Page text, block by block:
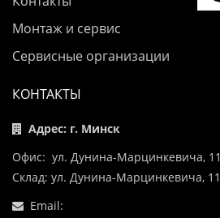
Монтаж и сервис
Сервисные организации
КОНТАКТЫ
Адрес: г. Минск
Офис: ул. Дунина-Марцинкевича, 11
Склад: ул. Дунина-Марцинкевича, 11
Email: